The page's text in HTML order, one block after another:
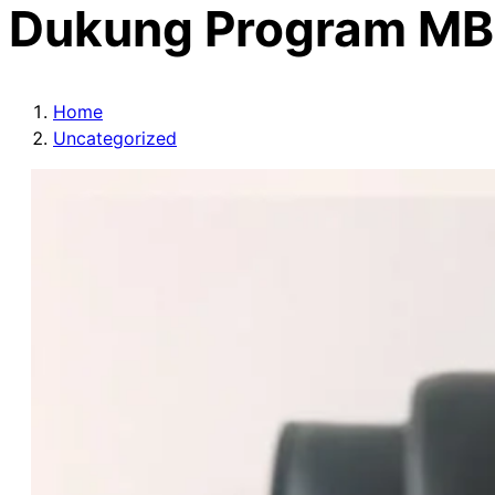
Dukung Program
Home
Uncategorized